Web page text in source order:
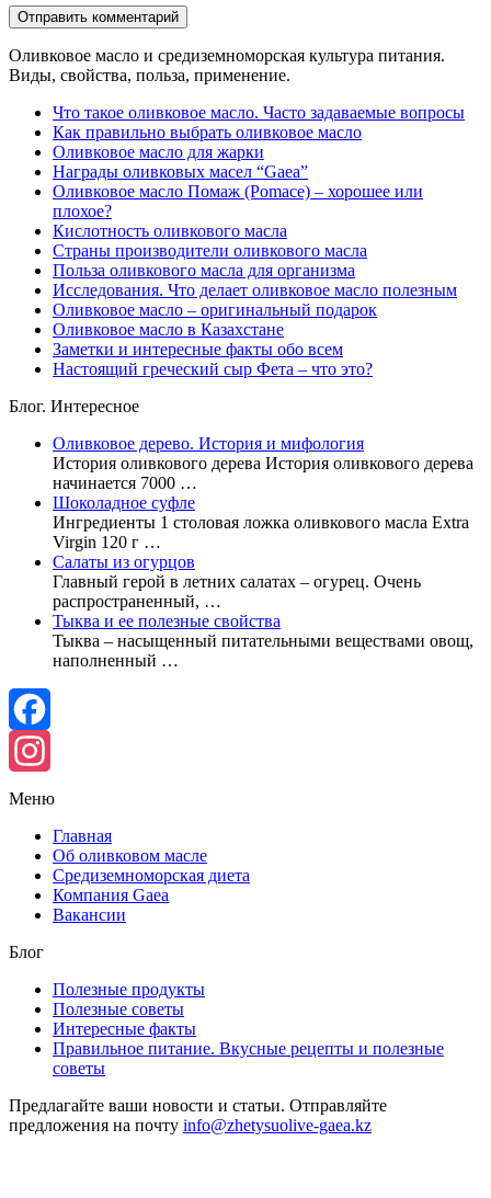
Оливковое масло и средиземноморская культура питания.
Виды, свойства, польза, применение.
Что такое оливковое масло. Часто задаваемые вопросы
Как правильно выбрать оливковое масло
Оливковое масло для жарки
Награды оливковых масел “Gaea”
Оливковое масло Помаж (Pomace) – хорошее или
плохое?
Кислотность оливкового масла
Страны производители оливкового масла
Польза оливкового масла для организма
Исследования. Что делает оливковое масло полезным
Оливковое масло – оригинальный подарок
Оливковое масло в Казахстане
Заметки и интересные факты обо всем
Настоящий греческий сыр Фета – что это?
Блог. Интересное
Оливковое дерево. История и мифология
История оливкового дерева История оливкового дерева
начинается 7000 …
Шоколадное суфле
Ингредиенты 1 столовая ложка оливкового масла Extra
Virgin 120 г …
Cалаты из огурцов
Главный герой в летних салатах – огурец. Очень
распространенный, …
Тыква и ее полезные свойства
Тыква – насыщенный питательными веществами овощ,
наполненный …
Facebook
Instagram
Меню
Главная
Об оливковом масле
Средиземноморская диета
Компания Gaea
Вакансии
Блог
Полезные продукты
Полезные советы
Интересные факты
Правильное питание. Вкусные рецепты и полезные
советы
Предлагайте ваши новости и статьи. Отправляйте
предложения на почту info@zhetysuolive-gaea.kz